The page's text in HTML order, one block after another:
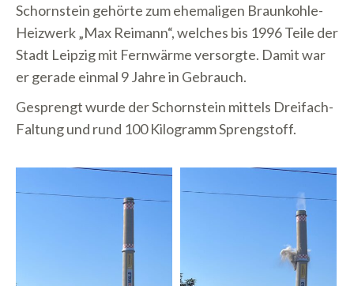
Schornstein gehörte zum ehemaligen Braunkohle-
Heizwerk „Max Reimann“, welches bis 1996 Teile der
Stadt Leipzig mit Fernwärme versorgte. Damit war
er gerade einmal 9 Jahre in Gebrauch.
Gesprengt wurde der Schornstein mittels Dreifach-
Faltung und rund 100 Kilogramm Sprengstoff.